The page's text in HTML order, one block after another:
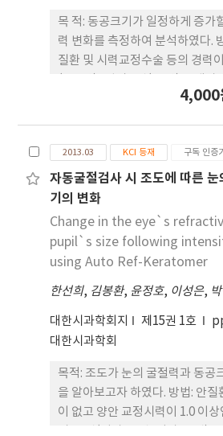
× 동공의 높이/2 × π] 공식에 대
결과 농구경기장 내 마케팅으로
된 광고판들은 크게 영향력을 끼
로서의 피험자들의 동공의 크기가
내에 광고판 보다는 선수들 혹은
케팅 및 광고판 효용성을 높이는
구된다.
목 적: 동공크기가 일정하게 증가
력 변화를 측정하여 분석하였다. 방 법: 백내장이나 안
질환 및 시력교정수술 등의 경력
상태의 동공크기 검사는 Colvard
사용하여 측정하였다. 동공크기
6.0mm까지 0.5mm씩 증가할 때
였다. 동공크기에 따른 굴절력 변
하였고, 상관 분석을 하여 변수들
다. 결 과: 평균연령은 44.05±11.91세(25~64세), 암
순응상태의 동공크기는
나 이가 증가할수록 암순응상태
(p=0.000). 동공크기
굴절 력의 변화는 근시의 경우 -
의 증가를 보였고, 원시의 경우
의 감 소를 보였다. 근시의 경우 동
구면굴절력이 -
와 -0.29±0.30 D(4.5mm에서
근시에 있어서 등가구면굴절력 변
할수 록 많았다(p=0.008). 결 론: 동공 크기의 증가로
4,000
2013.03 KCI 등재 구독 인증
자동굴절검사 시 조도에 따른
기의 변화
Change in the eye`s
pupil`s size following
using Auto Ref-Keratomer
한선희, 김봉환, 윤정호, 이성은,
대한시과학회지 제15권 1호
대한시과학회
목적: 조도가 눈의 굴절력과 동공
을 알아보고자 하였다. 방법: 안질
이 없고 양안 교정시력이 1.0 이